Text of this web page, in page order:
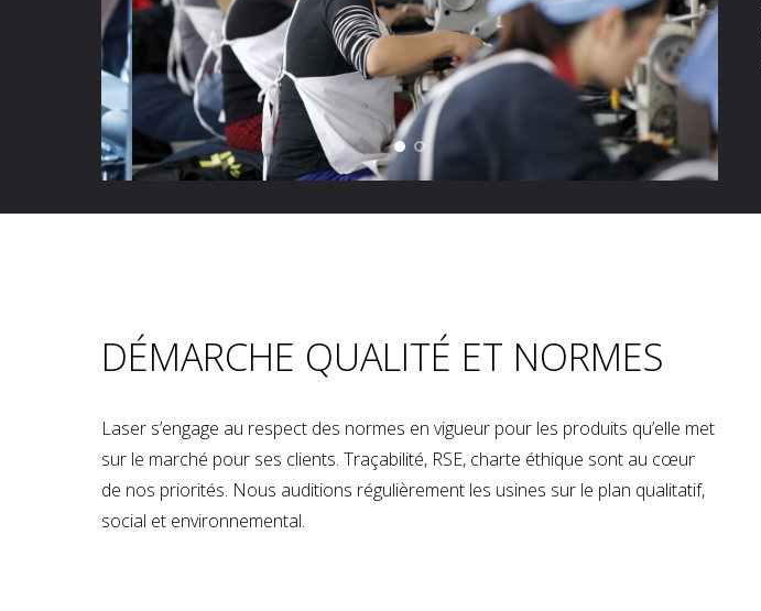
DÉMARCHE QUALITÉ ET NORMES
Laser s’engage au respect des normes en vigueur pour les produits qu’elle met
sur le marché pour ses clients. Traçabilité, RSE, charte éthique sont au cœur
de nos priorités. Nous auditions régulièrement les usines sur le plan qualitatif,
social et environnemental.